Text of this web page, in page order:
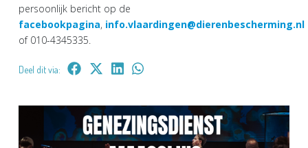
persoonlijk bericht op de
facebookpagina, info.vlaardingen@dierenbescherming.nl
of 010-4345335.
Deel dit via: